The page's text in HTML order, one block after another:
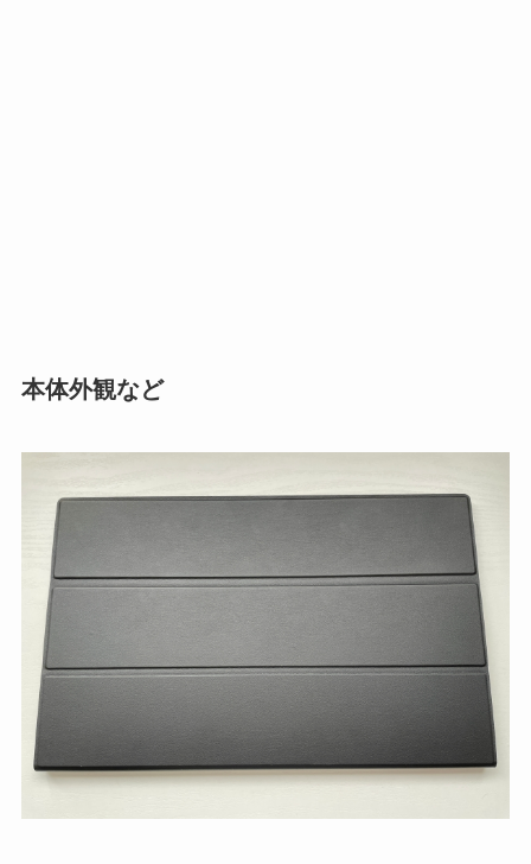
本体外観など